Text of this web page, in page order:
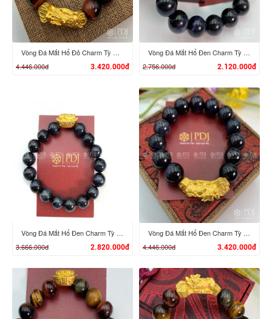
XEM CHI TIẾT
Vòng Đá Mắt Hổ Đỏ Charm Tỳ Hưu Cưỡi Gậy Như Ý Vàng 24K
4.446.000đ
3.420.000đ
XEM CHI TIẾT
Vòng Đá Mắt Hổ Đen Charm Tỳ Hưu Vàng 24K
2.756.000đ
2.120.000đ
Vòng Đá Mắt Hổ Đen Charm Tỳ Hưu Cưỡi Đĩnh Vàng 24K
3.666.000đ
2.820.000đ
Vòng Đá Mắt Hổ Đen Charm Tỳ Hưu Cưỡi Gậy Như Ý Vàng 24K
4.446.000đ
3.420.000đ